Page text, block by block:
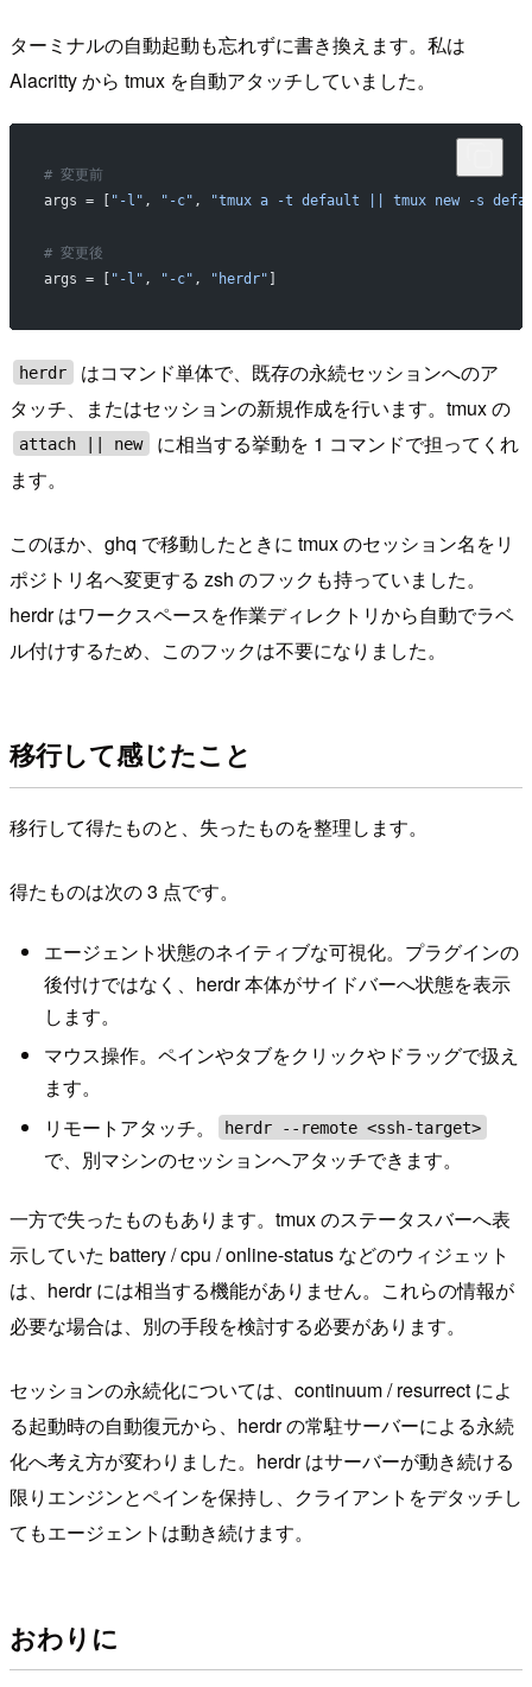
ターミナルの自動起動も忘れずに書き換えます。私は
Alacritty から tmux を自動アタッチしていました。
# 変更前
args = [
"-l" , "-c" , "tmux a -t default || tmux new -s
# 変更後
args = [
"-l" , "-c" , "herdr"
herdr
はコマンド単体で、既存の永続セッションへのア
タッチ、またはセッションの新規作成を行います。tmux の
attach || new
に相当する挙動を 1 コマンドで担ってくれ
ます。
このほか、ghq で移動したときに tmux のセッション名をリ
ポジトリ名へ変更する zsh のフックも持っていました。
herdr はワークスペースを作業ディレクトリから自動でラベ
ル付けするため、このフックは不要になりました。
移行して感じたこと
移行して得たものと、失ったものを整理します。
得たものは次の 3 点です。
エージェント状態のネイティブな可視化。プラグインの
後付けではなく、herdr 本体がサイドバーへ状態を表示
します。
マウス操作。ペインやタブをクリックやドラッグで扱え
ます。
リモートアタッチ。
herdr --remote <ssh-target>
で、別マシンのセッションへアタッチできます。
一方で失ったものもあります。tmux のステータスバーへ表
示していた battery / cpu / online-status などのウィジェット
は、herdr には相当する機能がありません。これらの情報が
必要な場合は、別の手段を検討する必要があります。
セッションの永続化については、continuum / resurrect によ
る起動時の自動復元から、herdr の常駐サーバーによる永続
化へ考え方が変わりました。herdr はサーバーが動き続ける
限りエンジンとペインを保持し、クライアントをデタッチし
てもエージェントは動き続けます。
おわりに